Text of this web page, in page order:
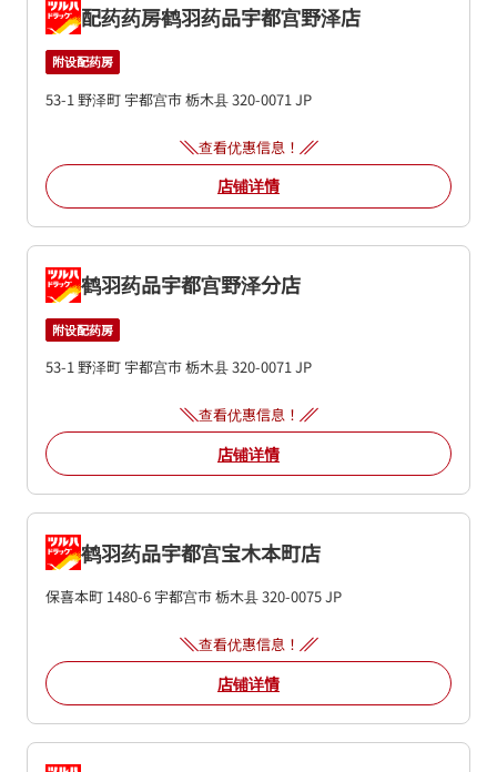
配药药房鹤羽药品宇都宫野泽店
附设配药房
53-1 野泽町 宇都宫市栃木县320-0071 JP
查看优惠信息！
店铺详情
鹤羽药品宇都宫野泽分店
附设配药房
53-1 野泽町 宇都宫市栃木县320-0071JP
查看优惠信息！
店铺详情
鹤羽药品宇都宫宝木本町店
保喜本町 1480-6 宇都宫市栃木县320-0075JP
查看优惠信息！
店铺详情